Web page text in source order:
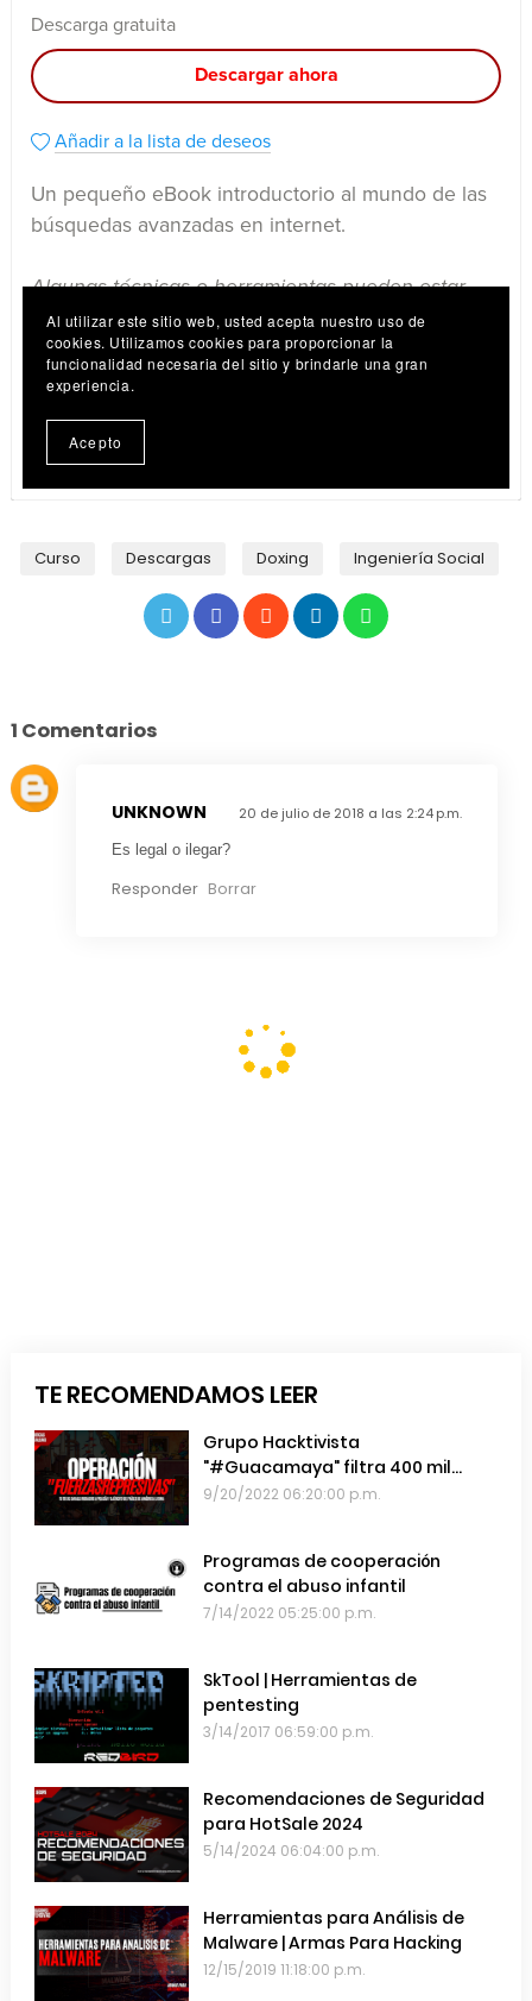
Curso Descargas Doxing Ingeniería Social
1 Comentarios
UNKNOWN 20 de julio de 2018 a las 2:24 p.m.
Es legal o ilegar?
Responder Borrar
TE RECOMENDAMOS LEER
Grupo Hacktivista
"#Guacamaya" filtra 400 mil
emails de las Fuerzas Armadas de
9/20/2022 06:20:00 p.m.
Programas de cooperación
contra el abuso infantil
7/14/2022 05:25:00 p.m.
SkTool | Herramientas de
pentesting
3/14/2017 06:59:00 p.m.
Recomendaciones de Seguridad
para HotSale 2024
5/14/2024 06:04:00 p.m.
Herramientas para Análisis de
Malware | Armas Para Hacking
12/15/2019 11:18:00 p.m.